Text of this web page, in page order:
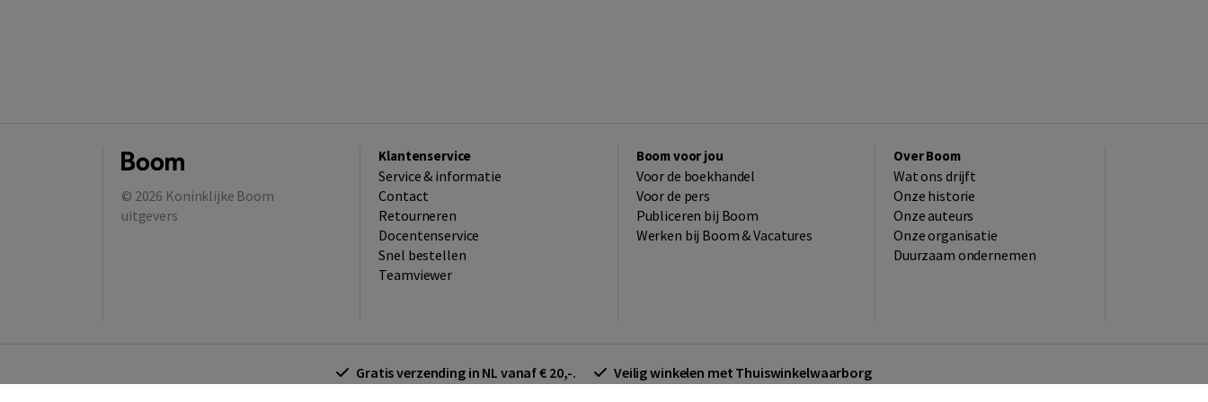
© 2026 Koninklijke Boom
uitgevers
Klantenservice
Service & informatie
Contact
Retourneren
Docentenservice
Snel bestellen
Teamviewer
Boom voor jou
Voor de boekhandel
Voor de pers
Publiceren bij Boom
Werken bij Boom & Vacatures
Over Boom
Wat ons drijft
Onze historie
Onze auteurs
Onze organisatie
Duurzaam ondernemen
Gratis verzending in NL vanaf € 20,-. Veilig winkelen met Thuiswinkelwaarborg